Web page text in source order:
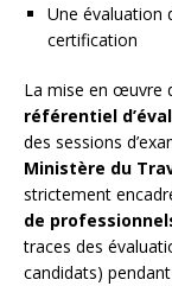
Une évaluation
certification
La mise en œuvre
référentiel
des sessions
Ministère du
strictement
de
traces des
candidats)